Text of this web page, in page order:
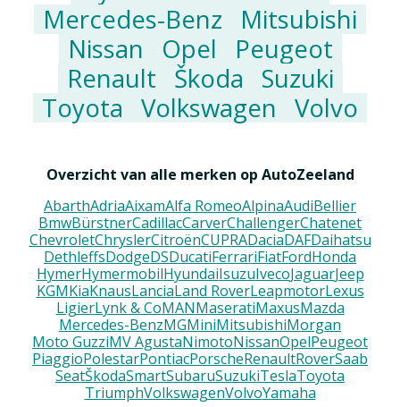
Mercedes-Benz
Mitsubishi
Nissan
Opel
Peugeot
Renault Škoda
Suzuki
Toyota Volkswagen Volvo
Overzicht van alle merken op AutoZeeland
AbarthAdriaAixamAlfa RomeoAlpinaAudiBellier
BmwBürstnerCadillacCarverChallengerChatenet
ChevroletChryslerCitroënCUPRADaciaDAFDaihatsu
DethleffsDodgeDSDucatiFerrariFiatFordHonda
HymerHymermobilHyundaiIsuzuIvecoJaguarJeep
KGMKiaKnausLanciaLand RoverLeapmotorLexus
LigierLynk & CoMANMaseratiMaxusMazda
Mercedes-BenzMGMiniMitsubishiMorgan
Moto GuzziMV AgustaNimotoNissanOpelPeugeot
PiaggioPolestarPontiacPorscheRenaultRoverSaab
SeatŠkodaSmartSubaruSuzukiTeslaToyota
TriumphVolkswagenVolvoYamaha